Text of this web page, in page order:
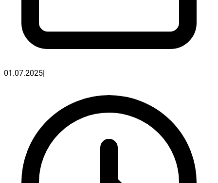
01.07.2025